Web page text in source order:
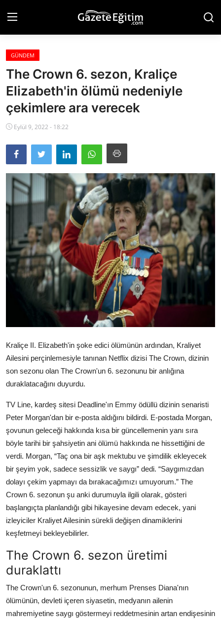
Anasayfa
Hakkımızda
İletişim
Künye
Eğitim
Gündem
Teknoloji
Televizyon
Aktüel
GÜNDEM
The Crown 6. sezon, Kraliçe
Elizabeth'in ölümü nedeniyle
çekimlere ara verecek
Eylül 9, 2022 - 18:22
Kraliçe II. Elizabeth'in şoke edici ölümünün ardından, Kraliyet
Ailesini perçinlemesiyle tanınan Netflix dizisi The Crown, dizinin
son sezonu olan The Crown'un 6. sezonunu bir anlığına
duraklatacağını duyurdu.
TV Line, kardeş sitesi Deadline'ın Emmy ödüllü dizinin senaristi
Peter Morgan'dan bir e-posta aldığını bildirdi. E-postada Morgan,
şovunun geleceği hakkında kısa bir güncellemenin yanı sıra
böyle tarihi bir şahsiyetin ani ölümü hakkında ne hissettiğini de
verdi. Morgan, “Taç ona bir aşk mektubu ve şimdilik ekleyecek
bir şeyim yok, sadece sessizlik ve saygı” dedi. “Saygımızdan
dolayı çekim yapmayı da bırakacağımızı umuyorum.” The
Crown 6. sezonun şu anki durumuyla ilgili olarak, gösteri
başlangıçta planlandığı gibi hikayesine devam edecek, yani
izleyiciler Kraliyet Ailesinin sürekli değişen dinamiklerini
keşfetmeyi bekleyebilirler.
The Crown 6. sezon üretimi
duraklattı
The Crown'un 6. sezonunun, merhum Prenses Diana'nın
ölümünün, devleti içeren siyasetin, medyanın ailenin
mahremiyetine saygı göstermeyi reddetmesinin artan endişesinin